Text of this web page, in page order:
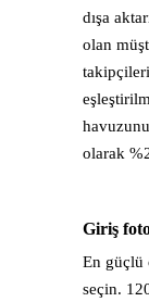
dışa
olan
olarak
Giriş
En güçlü
seçin.